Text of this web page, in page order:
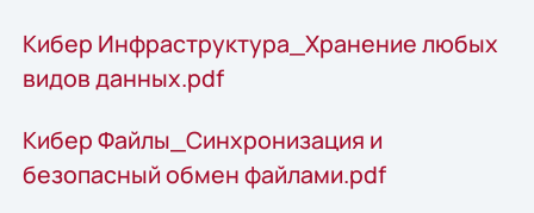
Кибер Инфраструктура_Хранение любых
видов данных.pdf
Кибер Файлы_Синхронизация и
безопасный обмен файлами.pdf